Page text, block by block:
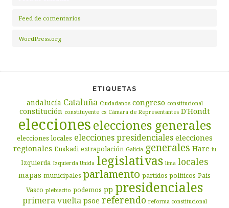
Feed de comentarios
WordPress.org
ETIQUETAS
andalucía Cataluña Ciudadanos congreso constitucional
constitución constituyente cs Cámara de Representantes D'Hondt
eleccioneselecciones generales
elecciones locales elecciones presidenciales elecciones
regionales Euskadi extrapolación Galicia generales Hare iu
Izquierda Izquierda Unida legislativas lima locales
mapas municipales parlamento partidos políticos País
Vasco plebiscito podemos pp presidenciales
primera vuelta psoe referendo reforma constitucional